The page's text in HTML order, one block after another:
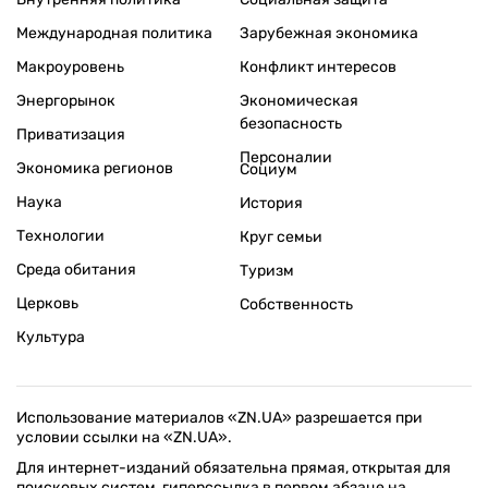
Международная политика
Макроуровень
Энергорынок
Приватизация
Экономика регионов
Зарубежная экономика
Конфликт интересов
Экономическая
безопасность
Персоналии
Наука
Технологии
Среда обитания
Церковь
Культура
Социум
История
Круг семьи
Туризм
Собственность
Использование материалов «ZN.UA» разрешается при
условии ссылки на «ZN.UA».
Для интернет-изданий обязательна прямая, открытая для